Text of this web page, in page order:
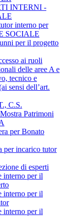
INTERNI -
interno per
SOCIALE
per il progetto
ai ruoli
delle aree A e
tecnico e
sensi dell’art.
C.S.
Patrimoni
per Bonato
per incarico tutor
di esperti
interno per il
interno per il
interno per il